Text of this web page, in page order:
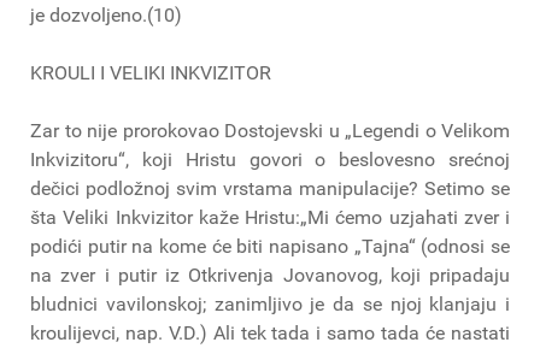
je dozvoljeno.(10)
KROULI I VELIKI INKVIZITOR
Zar to nije prorokovao Dostojevski u „Legendi o Velikom
Inkvizitoru“, koji Hristu govori o beslovesno srećnoj
dečici podložnoj svim vrstama manipulacije? Setimo se
šta Veliki Inkvizitor kaže Hristu:„Mi ćemo uzjahati zver i
podići putir na kome će biti napisano „Tajna“ (odnosi se
na zver i putir iz Otkrivenja Jovanovog, koji pripadaju
bludnici vavilonskoj; zanimljivo je da se njoj klanjaju i
kroulijevci, nap. V.D.) Ali tek tada i samo tada će nastati